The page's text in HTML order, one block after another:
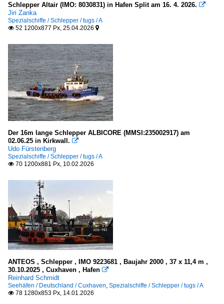
Schlepper Altair (IMO: 8030831) in Hafen Split am 16. 4. 2026. 
Jiri Zanka
Spezialschiffe / Schlepper / tugs / A
 52 1200x877 Px, 25.04.2026 
Der 16m lange Schlepper ALBICORE (MMSI:235002917) am
02.06.25 in Kirkwall. 
Udo Fürstenberg
Spezialschiffe / Schlepper / tugs / A
 70 1200x881 Px, 10.02.2026
ANTEOS , Schlepper , IMO 9223681 , Baujahr 2000 , 37 x 11,4 m ,
30.10.2025 , Cuxhaven , Hafen 
Reinhard Schmidt
Seehäfen / Deutschland / Cuxhaven, Spezialschiffe / Schlepper / tugs / A
 78 1280x853 Px, 14.01.2026